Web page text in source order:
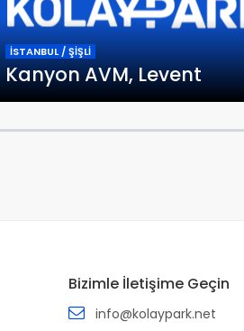
İSTANBUL / ŞİŞLİ
Kanyon AVM, Levent
Bizimle İletişime Geçin
info@kolaypark.net